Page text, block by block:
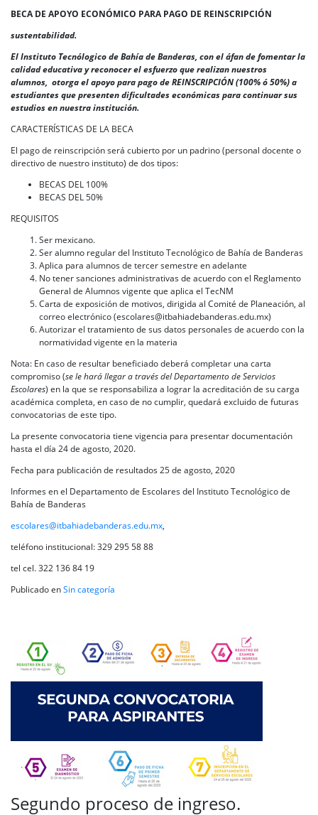
BECA DE APOYO ECONÓMICO PARA PAGO DE REINSCRIPCIÓN
sustentabilidad.
El Instituto Tecnólogico de Bahía de Banderas, con el áfan de fomentar la
calidad educativa y reconocer el esfuerzo que realizan nuestros
alumnos, otorga el apoyo para pago de REINSCRIPCIÓN (100% ó 50%) a
estudiantes que presenten dificultades económicas para continuar sus
estudios en nuestra institución.
CARACTERÍSTICAS DE LA BECA
El pago de reinscripción será cubierto por un padrino (personal docente o
directivo de nuestro instituto) de dos tipos:
BECAS DEL 100%
BECAS DEL 50%
REQUISITOS
Ser mexicano.
Ser alumno regular del Instituto Tecnológico de Bahía de Banderas
Aplica para alumnos de tercer semestre en adelante
No tener sanciones administrativas de acuerdo con el Reglamento
General de Alumnos vigente que aplica el TecNM
Carta de exposición de motivos, dirigida al Comité de Planeación, al
correo electrónico (escolares@itbahiadebanderas.edu.mx)
Autorizar el tratamiento de sus datos personales de acuerdo con la
normatividad vigente en la materia
Nota: En caso de resultar beneficiado deberá completar una carta
compromiso (se le hará llegar a través del Departamento de Servicios
Escolares) en la que se responsabiliza a lograr la acreditación de su carga
académica completa, en caso de no cumplir, quedará excluido de futuras
convocatorias de este tipo.
La presente convocatoria tiene vigencia para presentar documentación
hasta el día 24 de agosto, 2020.
Fecha para publicación de resultados 25 de agosto, 2020
Informes en el Departamento de Escolares del Instituto Tecnológico de
Bahía de Banderas
escolares@itbahiadebanderas.edu.mx,
teléfono institucional: 329 295 58 88
tel cel. 322 136 84 19
Publicado enSin categoría
Segundo proceso de ingreso.